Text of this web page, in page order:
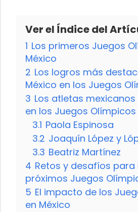
Ver el Índice del
1 Los primeros Juegos
México
2 Los logros más
México en los Juegos
3 Los atletas
en los Juegos Olímpicos
3.1 Paola Espinosa
3.2 Joaquín López y
3.3 Beatriz Martínez
4 Retos y desafíos para
próximos Juegos
5 El impacto de los
en México